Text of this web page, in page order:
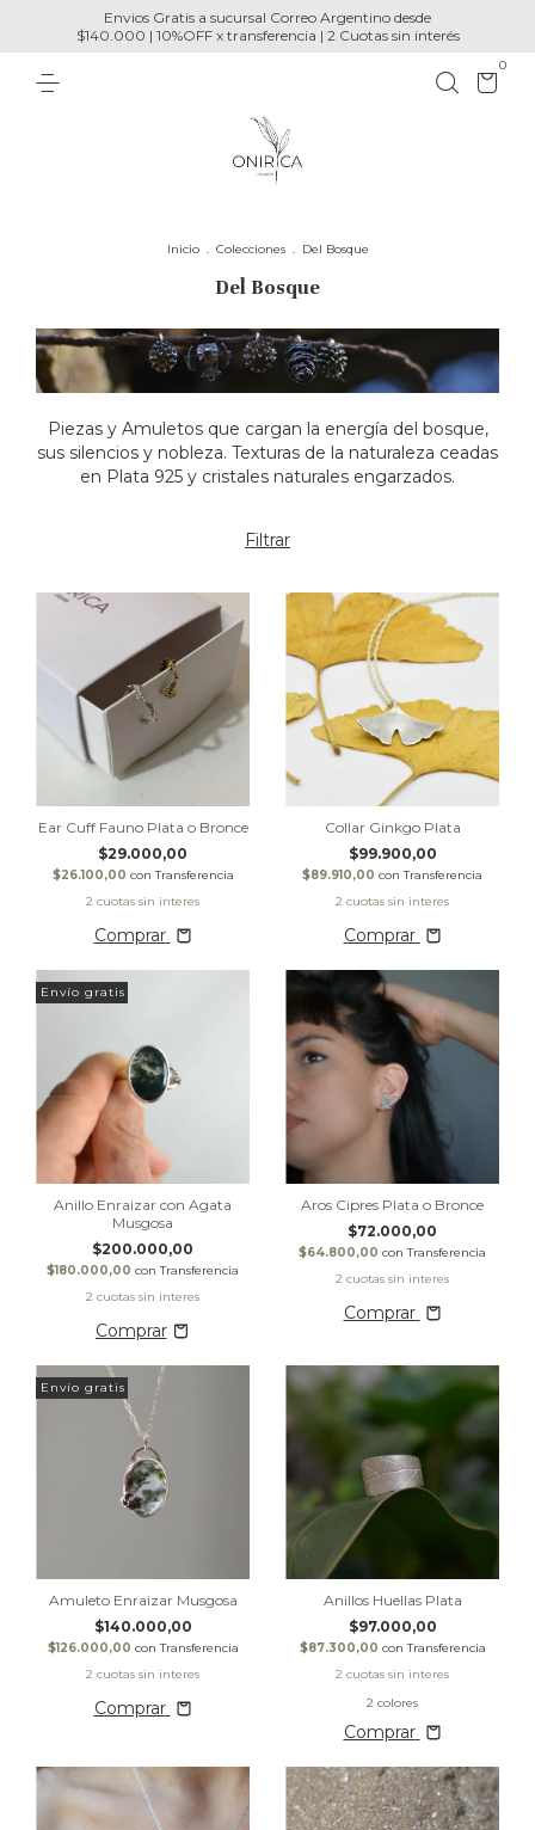
Envios Gratis a sucursal Correo Argentino desde
$140.000 | 10%OFF x transferencia | 2 Cuotas sin interés
0
Inicio . Colecciones . Del Bosque
Del Bosque
Piezas y Amuletos que cargan la energía del bosque,
sus silencios y nobleza. Texturas de la naturaleza ceadas
en Plata 925 y cristales naturales engarzados.
Filtrar
Ear Cuff Fauno Plata o Bronce
$29.000,00
$26.100,00 con Transferencia
Comprar
Collar Ginkgo Plata
$99.900,00
$89.910,00 con Transferencia
Comprar
Envío gratis
Anillo Enraizar con Agata
Musgosa
$200.000,00
$180.000,00 con Transferencia
Aros Cipres Plata o Bronce
$72.000,00
$64.800,00 con Transferencia
Comprar
Envío gratis
Amuleto Enraizar Musgosa
$140.000,00
$126.000,00 con Transferencia
Comprar
Anillos Huellas Plata
$97.000,00
$87.300,00 con Transferencia
2 colores
Comprar